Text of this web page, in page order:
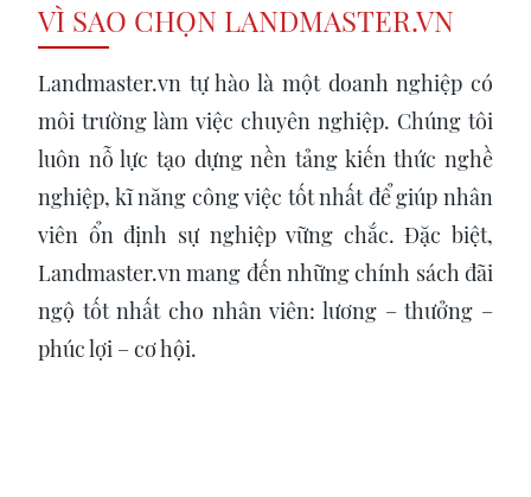
VÌ SAO CHỌN LANDMASTER.VN
Landmaster.vn tự hào là một doanh nghiệp có
môi trường làm việc chuyên nghiệp. Chúng tôi
luôn nỗ lực tạo dựng nền tảng kiến thức nghề
nghiệp, kĩ năng công việc tốt nhất để giúp nhân
viên ổn định sự nghiệp vững chắc. Đặc biệt,
Landmaster.vn mang đến những chính sách đãi
ngộ tốt nhất cho nhân viên: lương – thưởng –
phúc lợi – cơ hội.